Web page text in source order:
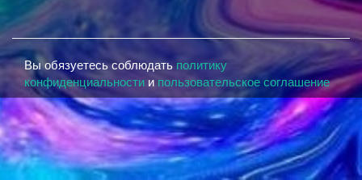
Вы обязуетесь соблюдатьполитику
конфиденциальности и пользовательское соглашение